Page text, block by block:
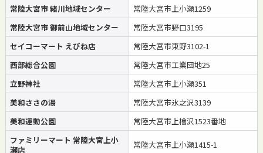
常陸大宮市 緒川地域センター
常陸大宮市上小瀬1259
常陸大宮市 御前山地域センター
常陸大宮市野口3195
セイコーマート えびね店
常陸大宮市東野3102-1
西部総合公園
常陸大宮市工業団地25
立野神社
常陸大宮市上小瀬351
美和ささの湯
常陸大宮市氷之沢3139
美和運動公園
常陸大宮市上檜沢1523番地
ファミリーマート 常陸大宮上小
瀬店
常陸大宮市上小瀬1415-1